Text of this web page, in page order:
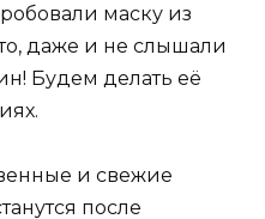
маску из
даже и не слышали
Будем делать её
и свежие
после